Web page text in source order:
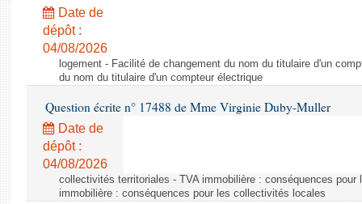
Budget et sécurité sociale
Questions écrites et orales
Comptes rendus des débats
Date de
dépôt :
04/08/2026
logement - Facilité de changement du nom du titulaire d'un
du nom du titulaire d'un compteur électrique
Question écrite n° 17488 de Mme Virginie Duby-Muller
Date de
dépôt :
04/08/2026
collectivités territoriales - TVA immobilière : conséquences
immobilière : conséquences pour les collectivités locales